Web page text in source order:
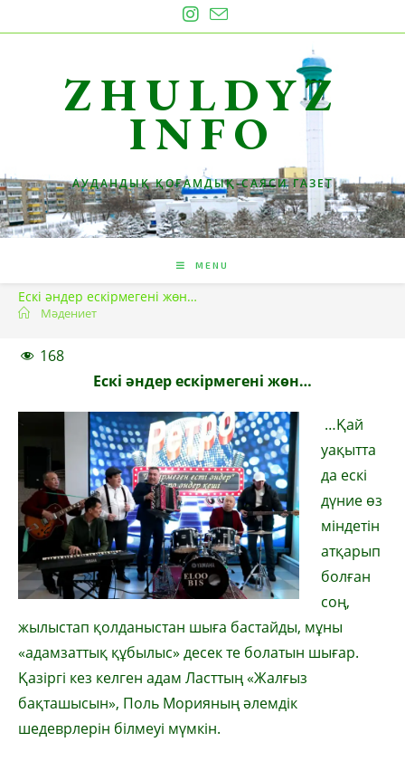
to
ZHULDYZ
INFO
АУДАНДЫҚ ҚОҒАМДЫҚ-САЯСИ ГАЗЕТ
MENU
Ескі әндер ескірмегені жөн…
Мәдениет
168
Ескі әндер ескірмегені жөн…
…Қай
уақытта
да ескі
дүние өз
міндетін
атқарып
болған
соң,
жылыстап қолданыстан шыға бастайды, мұны
«адамзаттық құбылыс» десек те болатын шығар.
Қазіргі кез келген адам Ласттың «Жалғыз
бақташысын», Поль Морияның әлемдік
шедеврлерін білмеуі мүмкін.